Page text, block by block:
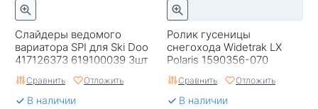
Слайдеры ведомого
вариатора SPI для Ski Doo
417126373 619100039 3шт
Сравнить Отложить
В наличии
Ролик гусеницы
снегохода Widetrak LX
Polaris 1590356-070
1590356-244 1590356-312
Сравнить Отложить
В наличии